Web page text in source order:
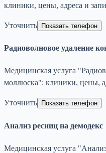
клиники, цены, адреса и
Уточнить Показать телефон
Радиоволновое удаление
Медицинская услуга
моллюска": клиники, цены,
Уточнить Показать телефон
Анализ ресниц на демодекс
Медицинская услуга